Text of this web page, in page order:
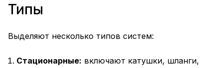
Типы
Выделяют несколько типов систем:
Стационарные: включают катушки, шланги,